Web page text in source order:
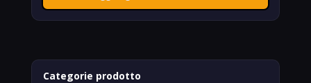
Categorie prodotto